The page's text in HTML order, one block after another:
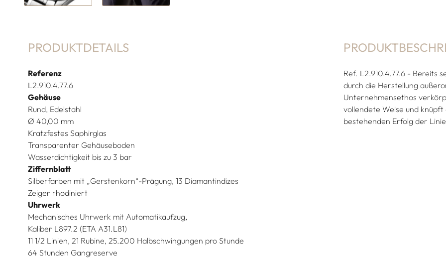
PRODUKTDETAILS
Referenz
L2.910.4.77.6
Gehäuse
Rund, Edelstahl
Ø 40,00 mm
Kratzfestes Saphirglas
Transparenter Gehäuseboden
Wasserdichtigkeit bis zu 3 bar
Ziffernblatt
Silberfarben mit „Gerstenkorn“-Prägung, 13 Diamantindizes
Zeiger rhodiniert
Uhrwerk
Mechanisches Uhrwerk mit Automatikaufzug,
Kaliber L897.2 (ETA A31.L81)
11 1/2 Linien, 21 Rubine, 25.200 Halbschwingungen pro Stunde
64 Stunden Gangreserve
Ref. L2.910.4.77.6 - Bereits
durch die Herstellung
Unternehmensethos
vollendete Weise und
bestehenden Erfolg der